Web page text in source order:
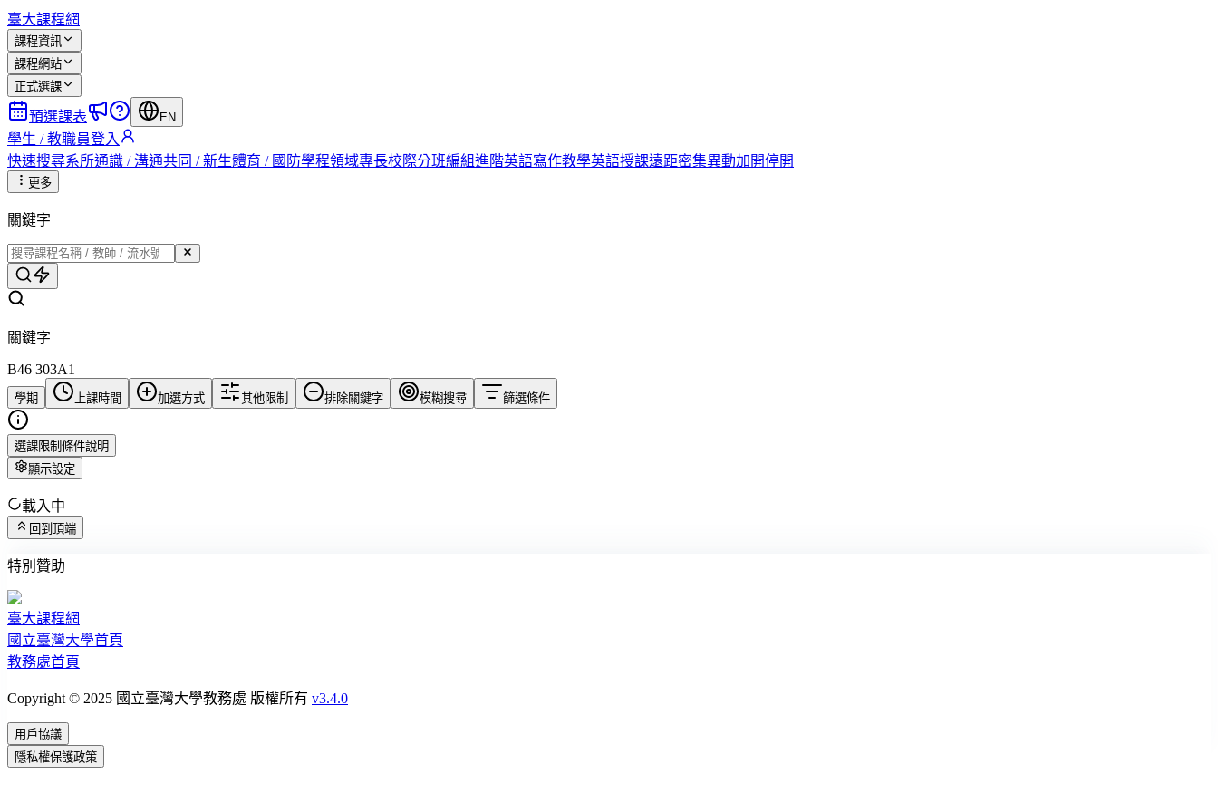
臺大課程網
課程資訊
課程網站
正式選課
預選課表 EN
學生 / 教職員登入
快速搜尋系所通識 / 溝通共同 / 新生體育 / 國防學程領域專長校際分班編組進階英語寫作教學英語授課遠距密集異動加開停開
更多
關鍵字
關鍵字
B46 303A1
學期 上課時間 加選方式 其他限制 排除關鍵字 模糊搜尋 篩選條件
選課限制條件說明
顯示設定
載入中
回到頂端
特別贊助
臺大課程網
國立臺灣大學首頁
教務處首頁
Copyright © 2025 國立臺灣大學教務處 版權所有 v3.4.0
用戶協議
隱私權保護政策